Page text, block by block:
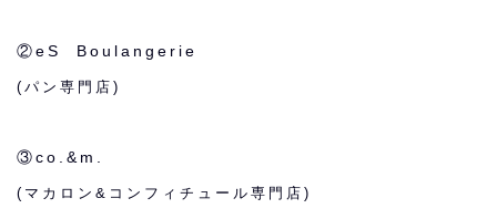
②eS Boulangerie
(パン専門店)
③co.&m.
(マカロン&コンフィチュール専門店)